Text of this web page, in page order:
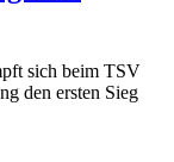
sich beim TSV
den ersten Sieg